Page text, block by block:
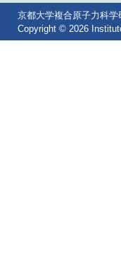
京都大学複合原子力科
Copyright © 2026